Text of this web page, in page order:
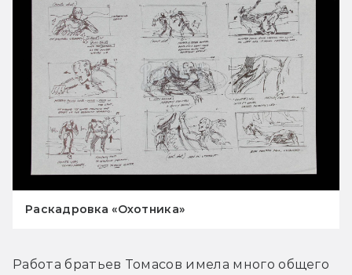
Раскадровка «Охотника»
Работа братьев Томасов имела много общего